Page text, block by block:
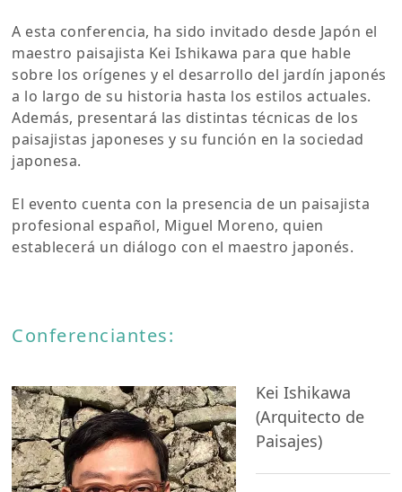
A esta conferencia, ha sido invitado desde Japón el
maestro paisajista Kei Ishikawa para que hable
sobre los orígenes y el desarrollo del jardín japonés
a lo largo de su historia hasta los estilos actuales.
Además, presentará las distintas técnicas de los
paisajistas japoneses y su función en la sociedad
japonesa.
El evento cuenta con la presencia de un paisajista
profesional español, Miguel Moreno, quien
establecerá un diálogo con el maestro japonés.
Conferenciantes:
Kei Ishikawa
(Arquitecto de
Paisajes)